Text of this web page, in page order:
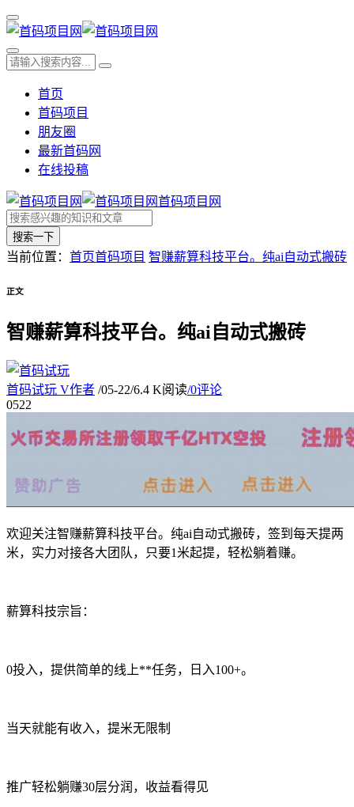
首页
首码项目
朋友圈
最新首码网
在线投稿
首码项目网
搜索一下
当前位置： 首页首码项目 智赚薪算科技平台。纯ai自动式搬砖
正文
智赚薪算科技平台。纯ai自动式搬砖
首码试玩 V作者 /05-22/6.4 K阅读/0评论
0522
欢迎关注智赚薪算科技平台。纯ai自动式搬砖，签到每天提两
米，实力对接各大团队，只要1米起提，轻松躺着赚。
薪算科技宗旨：
0投入，提供简单的线上**任务，日入100+。
当天就能有收入，提米无限制
推广轻松躺赚30层分润，收益看得见